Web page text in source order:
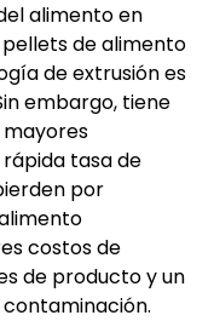
alimento en
de alimento
de extrusión es
embargo, tiene
mayores
tasa de
por
costos de
de producto y un